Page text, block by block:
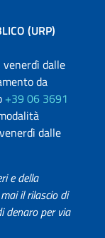
(URP)
dalle
da
+39 06 3691
dalle
e della
il rilascio di
denaro per via